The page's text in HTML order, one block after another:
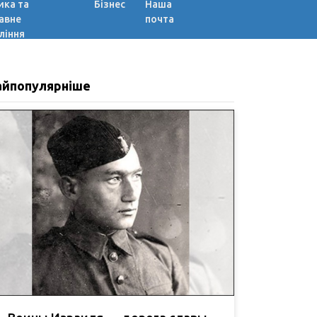
та
Бізнес
Наша
почта